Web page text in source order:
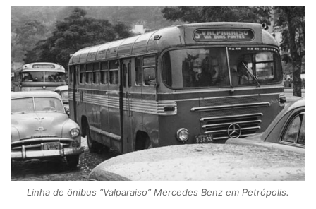
Linha de ônibus “Valparaiso” Mercedes Benz em Petrópolis.